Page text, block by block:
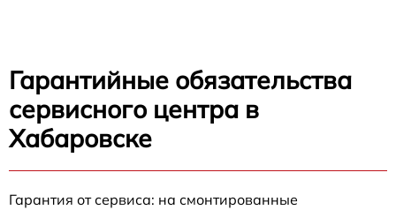
Гарантийные обязательства
сервисного центра в
Хабаровске
Гарантия от сервиса: на смонтированные